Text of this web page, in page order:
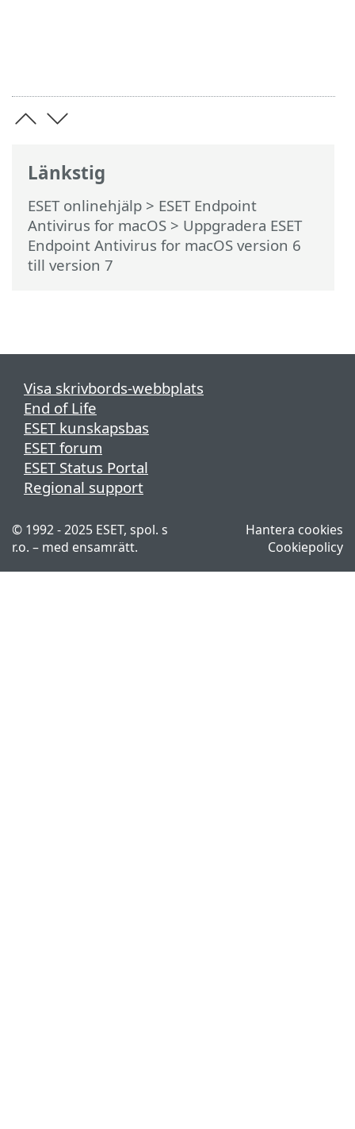
Länkstig
ESET onlinehjälp > ESET Endpoint
Antivirus for macOS > Uppgradera ESET
Endpoint Antivirus for macOS version 6
till version 7
Visa skrivbords-webbplats
End of Life
ESET kunskapsbas
ESET forum
ESET Status Portal
Regional support
© 1992 - 2025 ESET, spol. s
r.o. – med ensamrätt.
Hantera cookies
Cookiepolicy